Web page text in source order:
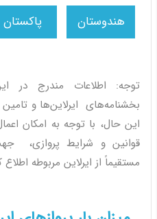
توجه: اطلاعات مندرج در
بخشنامه‌های ایرلاین‌ها و
این حال، با توجه به امکان
قوانین و شرایط پروازی،
مستقیماً از ایرلاین مربوطه